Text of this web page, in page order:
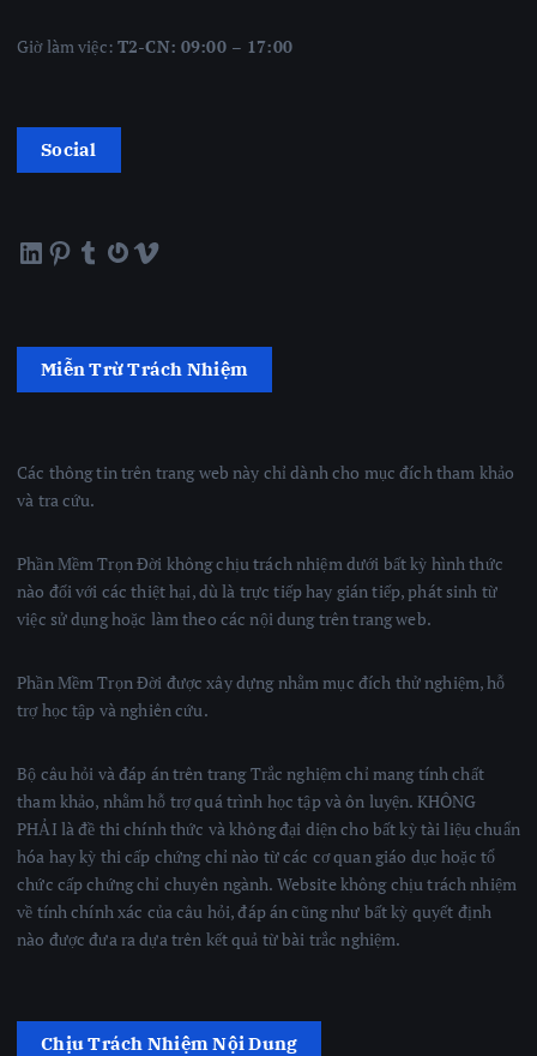
Giờ làm việc:T2-CN: 09:00 – 17:00
Social
LinkedIn Pinterest Tumblr Gravatar Vimeo
Miễn Trừ Trách Nhiệm
Các thông tin trên trang web này chỉ dành cho mục đích tham khảo
và tra cứu.
Phần Mềm Trọn Đời không chịu trách nhiệm dưới bất kỳ hình thức
nào đối với các thiệt hại, dù là trực tiếp hay gián tiếp, phát sinh từ
việc sử dụng hoặc làm theo các nội dung trên trang web.
Phần Mềm Trọn Đời được xây dựng nhằm mục đích thử nghiệm, hỗ
trợ học tập và nghiên cứu.
Bộ câu hỏi và đáp án trên trang Trắc nghiệm chỉ mang tính chất
tham khảo, nhằm hỗ trợ quá trình học tập và ôn luyện. KHÔNG
PHẢI là đề thi chính thức và không đại diện cho bất kỳ tài liệu chuẩn
hóa hay kỳ thi cấp chứng chỉ nào từ các cơ quan giáo dục hoặc tổ
chức cấp chứng chỉ chuyên ngành. Website không chịu trách nhiệm
về tính chính xác của câu hỏi, đáp án cũng như bất kỳ quyết định
nào được đưa ra dựa trên kết quả từ bài trắc nghiệm.
Chịu Trách Nhiệm Nội Dung